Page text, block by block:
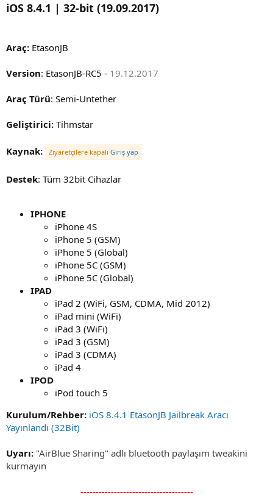
iOS 8.4.1 | 32-bit (19.09.2017)
Araç: EtasonJB
Version: EtasonJB-RC5 - 19.12.2017
Araç Türü: Semi-Untether
Geliştirici: Tihmstar
Kaynak: Ziyaretçilere kapalı Giriş yap
Destek: Tüm 32bit Cihazlar
IPHONE
iPhone 4S
iPhone 5 (GSM)
iPhone 5 (Global)
iPhone 5C (GSM)
iPhone 5C (Global)
IPAD
iPad 2 (WiFi, GSM, CDMA, Mid 2012)
iPad mini (WiFi)
iPad 3 (WiFi)
iPad 3 (GSM)
iPad 3 (CDMA)
iPad 4
IPOD
iPod touch 5
Kurulum/Rehber: iOS 8.4.1 EtasonJB Jailbreak Aracı
Yayınlandı (32Bit)
Uyarı: "AirBlue Sharing" adlı bluetooth paylaşım tweakini
kurmayın
-------------------------------------